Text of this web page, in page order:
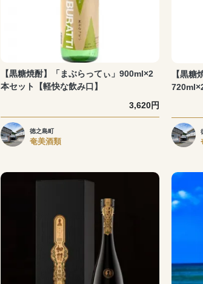
【黒糖焼酎】「まぶらってぃ」900ml×2
本セット【軽快な飲み口】
3,620円
徳之島町
奄美酒類
【黒糖